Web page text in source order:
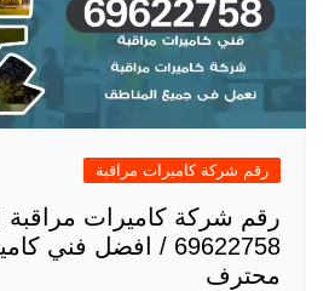
رقم شركة كاميرات مراقبة
رقم شركة كاميرات مراقبة
69622758 / افضل فني
محترف